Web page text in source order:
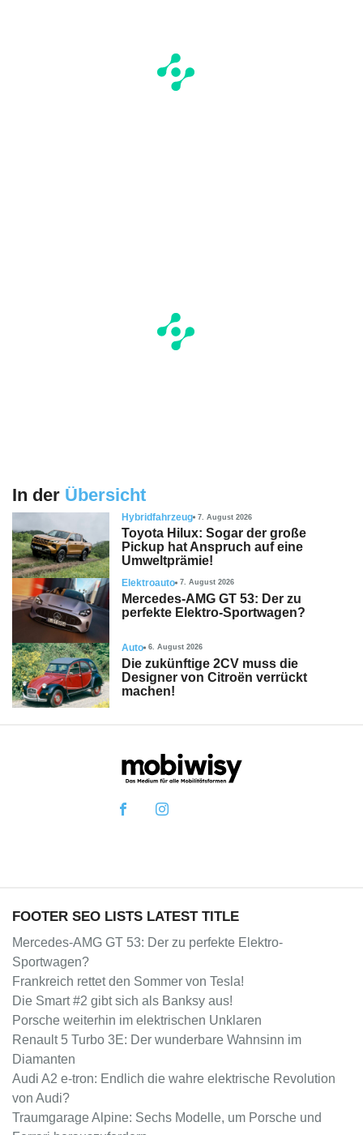
In der Übersicht
Hybridfahrzeug 7. August 2026
Toyota Hilux: Sogar der große
Pickup hat Anspruch auf eine
Umweltprämie!
Elektroauto 7. August 2026
Mercedes-AMG GT 53: Der zu
perfekte Elektro-Sportwagen?
Auto 6. August 2026
Die zukünftige 2CV muss die
Designer von Citroën verrückt
machen!
FOOTER SEO LISTS LATEST TITLE
Mercedes-AMG GT 53: Der zu perfekte Elektro-
Sportwagen?
Frankreich rettet den Sommer von Tesla!
Die Smart #2 gibt sich als Banksy aus!
Porsche weiterhin im elektrischen Unklaren
Renault 5 Turbo 3E: Der wunderbare Wahnsinn im
Diamanten
Audi A2 e-tron: Endlich die wahre elektrische Revolution
von Audi?
Traumgarage Alpine: Sechs Modelle, um Porsche und